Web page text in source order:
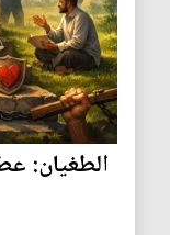
الطغيان: